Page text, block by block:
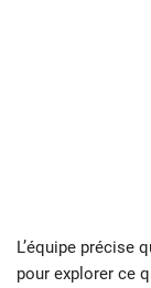
L’équipe précise
pour explorer ce